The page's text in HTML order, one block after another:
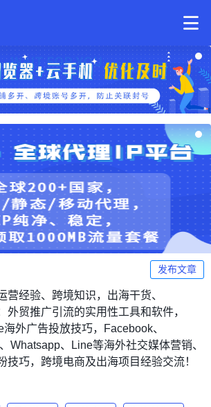
发布文章
营经验、跨境知识，出海干货、
外贸推广引流的实用性工具和软件，
外广告投放技巧，Facebook、
Whatsapp、Line等海外社交媒体营销、
技巧，跨境电商及出海项目经验交流！